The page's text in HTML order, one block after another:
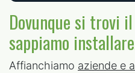
Dovunque si trovi
sappiamo
Affianchiamo aziende e